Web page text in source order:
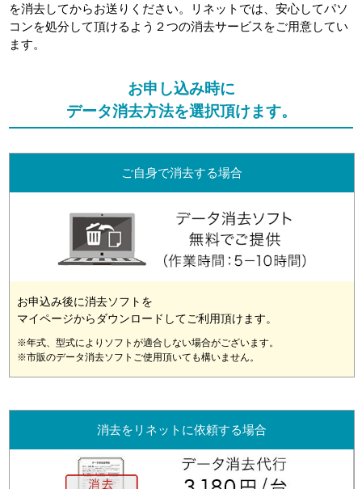
を消去してからお送りください。リネットでは、安心してパソ
コンを処分して頂けるよう２つの消去サービスをご用意してい
ます。
お申し込み時に
データ消去方法を選択頂けます。
ご自身で消去する場合
お申込み後に消去ソフトを
マイページからダウンロードしてご利用頂けます。
※年式、型式によりソフトが適合しない場合がございます。
※市販のデータ消去ソフトご使用頂いても構いません。
消去をリネットに依頼する場合